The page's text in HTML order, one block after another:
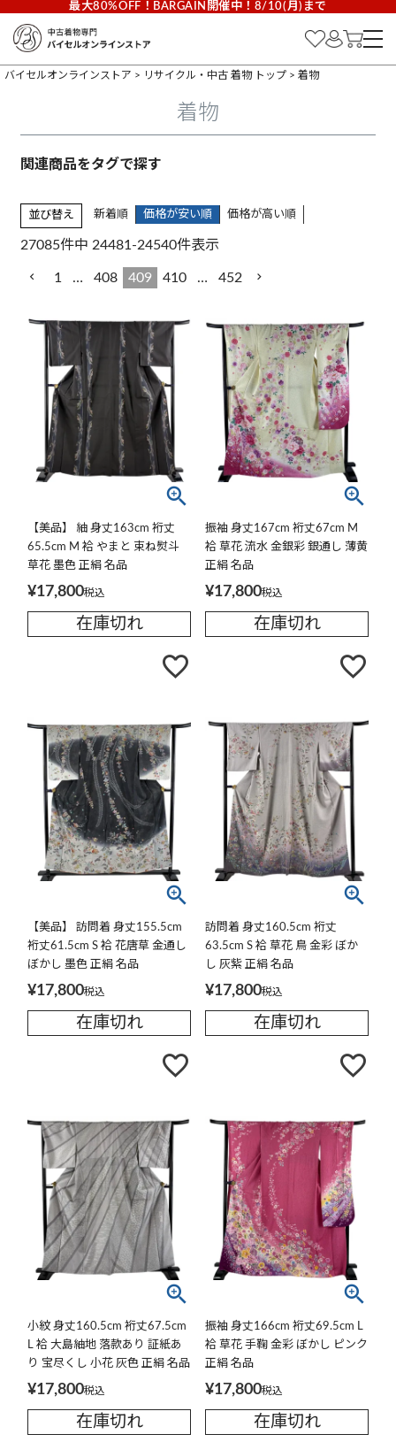
最大80%OFF！BARGAIN開催中！8/10(月)まで
バイセルオンラインストア リサイクル・中古 着物 トップ 着物
着物
並び替え 新着順 価格が安い順 価格が高い順
27085件中 24481 -24540件表示
1 … 408 409 410 … 452
【美品】 紬 身丈163cm 裄丈
65.5cm M 袷 やまと 束ね熨斗
草花 墨色 正絹 名品
¥17,800税込
在庫切れ
振袖 身丈167cm 裄丈67cm M
袷 草花 流水 金銀彩 銀通し 薄黄
正絹 名品
¥17,800税込
在庫切れ
【美品】 訪問着 身丈155.5cm
裄丈61.5cm S 袷 花唐草 金通し
ぼかし 墨色 正絹 名品
¥17,800税込
在庫切れ
訪問着 身丈160.5cm 裄丈
63.5cm S 袷 草花 鳥 金彩 ぼか
し 灰紫 正絹 名品
¥17,800税込
在庫切れ
小紋 身丈160.5cm 裄丈67.5cm
L 袷 大島紬地 落款あり 証紙あ
り 宝尽くし 小花 灰色 正絹 名品
¥17,800税込
在庫切れ
振袖 身丈166cm 裄丈69.5cm L
袷 草花 手鞠 金彩 ぼかし ピンク
正絹 名品
¥17,800税込
在庫切れ